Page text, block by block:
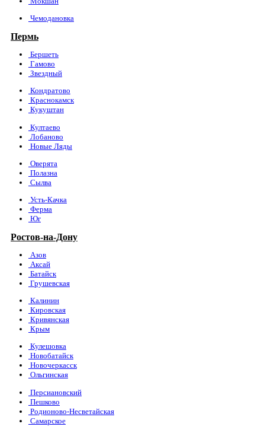
Чемодановка
Пермь
Бершеть
Гамово
Звездный
Кондратово
Краснокамск
Кукуштан
Култаево
Лобаново
Новые Ляды
Оверята
Полазна
Сылва
Усть-Качка
Ферма
Юг
Ростов-на-Дону
Азов
Аксай
Батайск
Грушевская
Калинин
Кировская
Кривянская
Крым
Кулешовка
Новобатайск
Новочеркасск
Ольгинская
Персиановский
Пешково
Родионово-Несветайская
Самарское